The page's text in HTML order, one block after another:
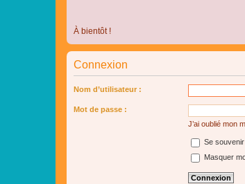
À bientôt !
Connexion
Nom d’utilisateur :
Mot de passe :
J’ai oublié mon
Se
Masquer